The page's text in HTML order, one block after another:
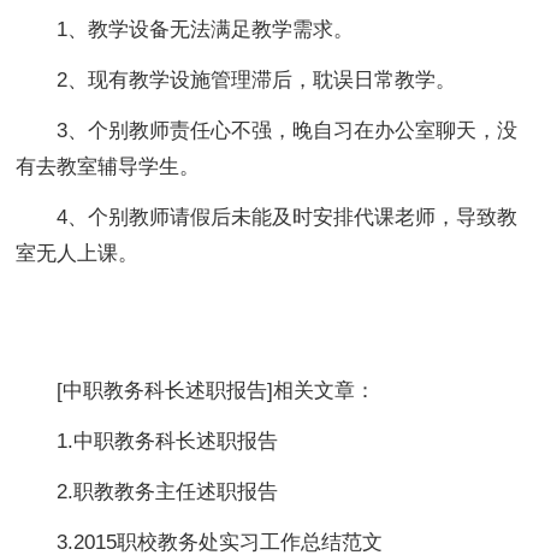
1、教学设备无法满足教学需求。
2、现有教学设施管理滞后，耽误日常教学。
3、个别教师责任心不强，晚自习在办公室聊天，没
有去教室辅导学生。
4、个别教师请假后未能及时安排代课老师，导致教
室无人上课。
[中职教务科长述职报告]相关文章：
1.中职教务科长述职报告
2.职教教务主任述职报告
3.2015职校教务处实习工作总结范文